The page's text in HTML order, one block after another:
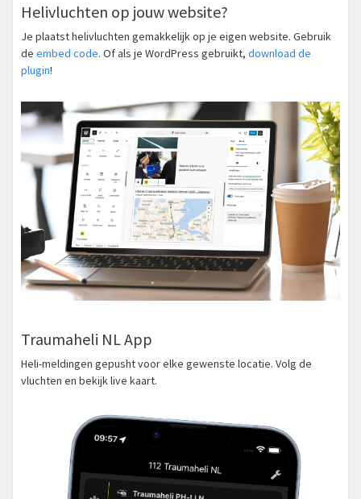
Helivluchten op jouw website?
Je plaatst helivluchten gemakkelijk op je eigen website. Gebruik
de embed code. Of als je WordPress gebruikt, download de
plugin!
Traumaheli NL App
Heli-meldingen gepusht voor elke gewenste locatie. Volg de
vluchten en bekijk live kaart.